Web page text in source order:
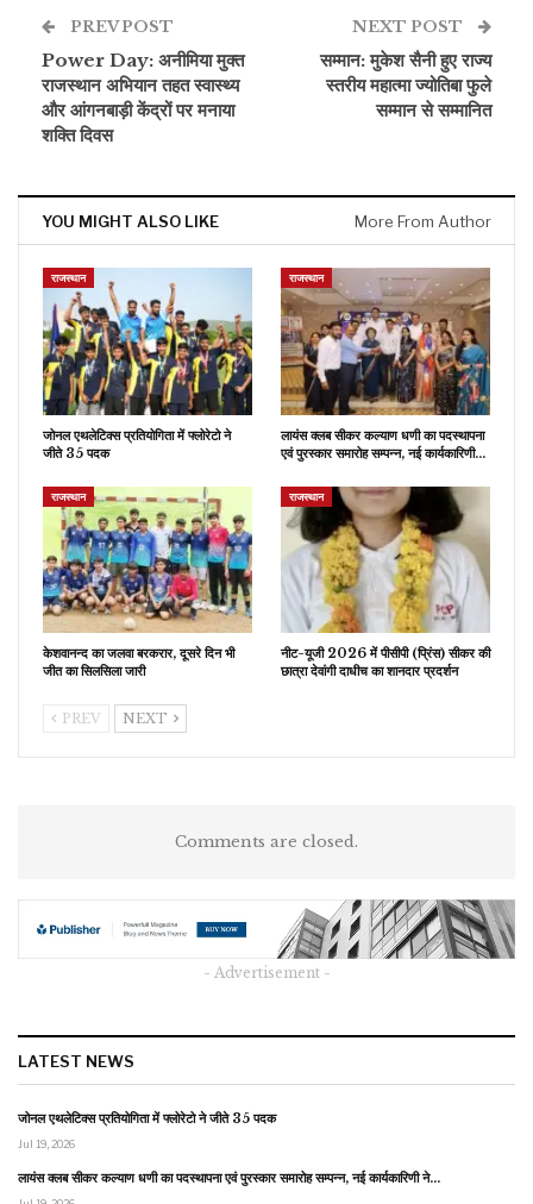
PREV POST
Power Day: अनीमिया मुक्त
राजस्थान अभियान तहत स्वास्थ्य
और आंगनबाड़ी केंद्रों पर मनाया
शक्ति दिवस
NEXT POST
सम्मान: मुकेश सैनी हुए राज्य
स्तरीय महात्मा ज्योतिबा फुले
सम्मान से सम्मानित
YOU MIGHT ALSO LIKE More From Author
राजस्थान
जोनल एथलेटिक्स प्रतियोगिता में फ्लोरेटो ने
जीते 35 पदक
राजस्थान
लायंस क्लब सीकर कल्याण धणी का पदस्थापना
एवं पुरस्कार समारोह सम्पन्न, नई कार्यकारिणी…
राजस्थान
केशवानन्द का जलवा बरकरार, दूसरे दिन भी
जीत का सिलसिला जारी
राजस्थान
नीट-यूजी 2026 में पीसीपी (प्रिंस) सीकर की
छात्रा देवांगी दाधीच का शानदार प्रदर्शन
PREV NEXT
Comments are closed.
- Advertisement -
LATEST NEWS
जोनल एथलेटिक्स प्रतियोगिता में फ्लोरेटो ने जीते 35 पदक
Jul 19, 2026
लायंस क्लब सीकर कल्याण धणी का पदस्थापना एवं पुरस्कार समारोह सम्पन्न, नई कार्यकारिणी ने…